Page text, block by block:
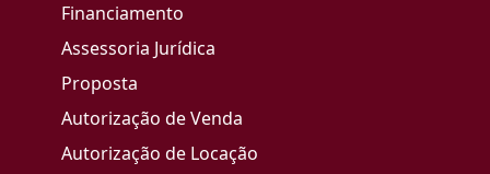
Financiamento
Assessoria Jurídica
Proposta
Autorização de Venda
Autorização de Locação